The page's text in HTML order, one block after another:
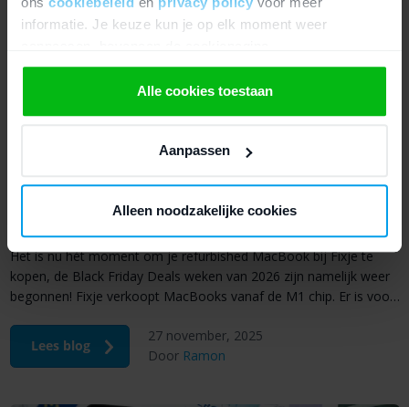
informatie. Je keuze kun je op elk moment weer
We werken samen met21 derdendie uw gegevens
kunnen ontvangen en verwerken.
Alle cookies toestaan
Aanpassen
Alleen noodzakelijke cookies
MacBook Black Friday Deals
Het is nu hét moment om je refurbished MacBook bij Fixje te
kopen, de Black Friday Deals weken van 2026 zijn namelijk weer
begonnen! Fixje verkoopt MacBooks vanaf de M1 chip. Er is voor
beschikbaar. Pak je kans en koop een refurbished MacBook […]
Lees blog
27 november, 2025
Door Ramon